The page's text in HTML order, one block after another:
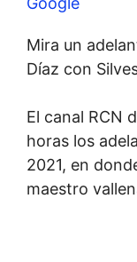
Mira un
Díaz con
El canal RCN
horas los
2021, en
maestro